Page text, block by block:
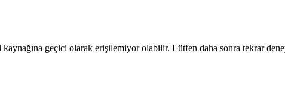
geçici olarak erişilemiyor olabilir. Lütfen daha sonra tekrar